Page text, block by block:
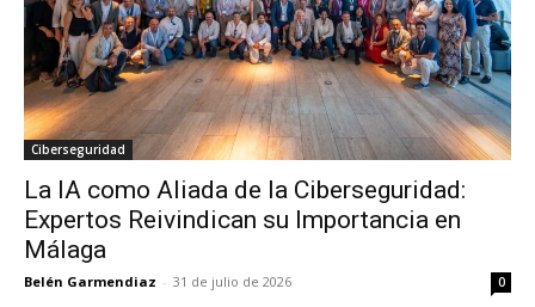
Ciberseguridad
La IA como Aliada de la Ciberseguridad:
Expertos Reivindican su Importancia en
Málaga
Belén Garmendiaz - 31 de julio de 2026 0